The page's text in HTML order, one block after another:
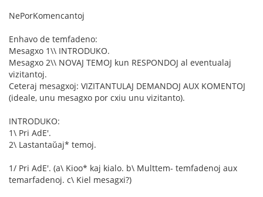
NePorKomencantoj
Enhavo de temfadeno:
Mesagxo 1\\ INTRODUKO.
Mesagxo 2\\ NOVAJ TEMOJ kun RESPONDOJ al eventualaj
vizitantoj.
Ceteraj mesagxoj: VIZITANTULAJ DEMANDOJ AUX KOMENTOJ
(ideale, unu mesagxo por cxiu unu vizitanto).
INTRODUKO:
1\ Pri AdE'.
2\ Lastantaŭaj* temoj.
1/ Pri AdE'. (a\ Kioo* kaj kialo. b\ Multtem- temfadenoj aux
temarfadenoj. c\ Kiel mesagxi?)